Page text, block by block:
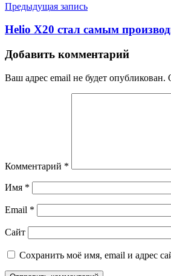
Предыдущая запись
Helio X20 стал самым
Добавить комментарий
Ваш адрес email не будет опубликован.
Комментарий *
Имя *
Email *
Сайт
Сохранить моё имя, email и адрес